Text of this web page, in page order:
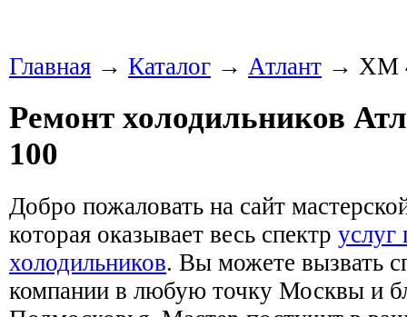
Главная → Каталог → Атлант → ХМ
Ремонт холодильников
100
Добро пожаловать на сайт
которая оказывает весь спектр услуг
холодильников. Вы можете вызвать
компании в любую точку Москвы и